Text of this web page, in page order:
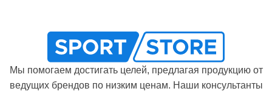
Мы помогаем достигать целей, предлагая продукцию от
ведущих брендов по низким ценам. Наши консультанты